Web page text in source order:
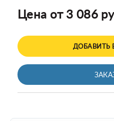
Цена от 3 086
ДОБАВИТЬ